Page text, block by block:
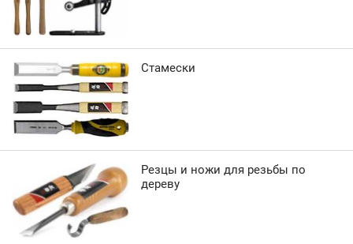
Стамески
Резцы и ножи для резьбы по
дереву